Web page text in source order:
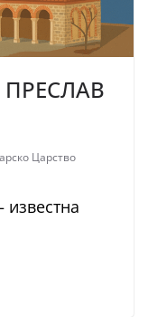
Царство
известна